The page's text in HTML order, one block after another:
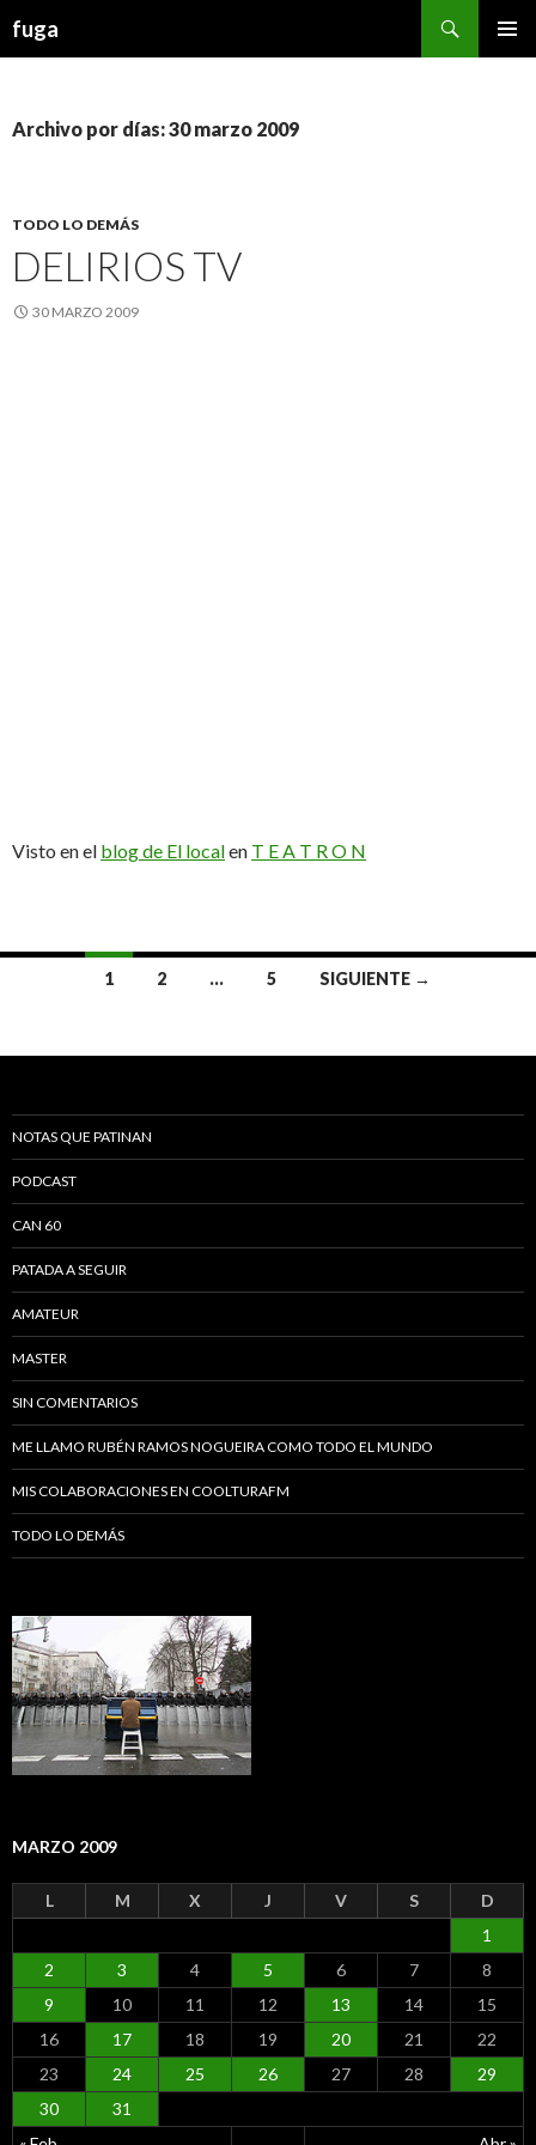
fuga
Archivo por días: 30 marzo 2009
TODO LO DEMÁS
DELIRIOS TV
30 MARZO 2009
Visto en el blog de El localen T E A T R O N
1 2 … 5 SIGUIENTE →
NOTAS QUE PATINAN
PODCAST
CAN 60
PATADA A SEGUIR
AMATEUR
MASTER
SIN COMENTARIOS
ME LLAMO RUBÉN RAMOS NOGUEIRA COMO TODO EL MUNDO
MIS COLABORACIONES EN COOLTURAFM
TODO LO DEMÁS
MARZO 2009
L M X J V S D
1
2
3 4 5 6 7
8
9
10 11 12 13 14
15
16
17 18 19 20 21
22
23
24 25 26 27 28
29
30
31